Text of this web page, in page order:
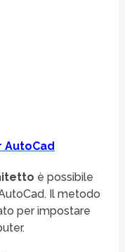
AutoCad
è possibile
Il metodo
per impostare